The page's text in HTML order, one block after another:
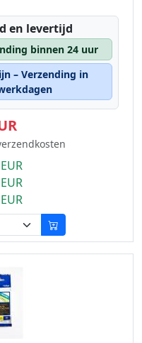
en levertijd
binnen 24 uur
– Verzending in